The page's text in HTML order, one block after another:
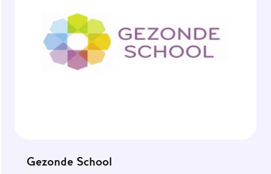
Gezonde School